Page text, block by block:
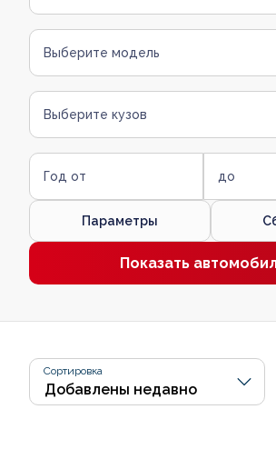
Выберите модель
Выберите кузов
Год от до
Параметры
Показать
Сортировка